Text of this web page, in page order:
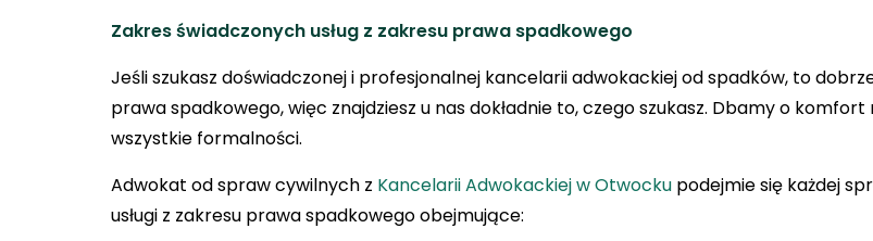
Zakres świadczonych usług z zakresu prawa spadkowego
Jeśli szukasz doświadczonej i profesjonalnej kancelarii adwokackiej od spadków, to
prawa spadkowego, więc znajdziesz u nas dokładnie to, czego szukasz. Dbamy o
wszystkie formalności.
Adwokat od spraw cywilnych z Kancelarii Adwokackiej w Otwocku podejmie się każdej
usługi z zakresu prawa spadkowego obejmujące: